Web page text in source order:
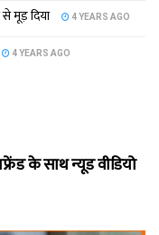
मूड़ दिया 4 YEARS AGO
4 YEARS AGO
के साथ न्यूड वीडियो